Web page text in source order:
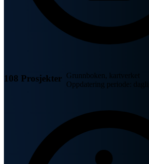
108 Prosjekter Grunnboken, kartverket
Oppdatering periode: daglig